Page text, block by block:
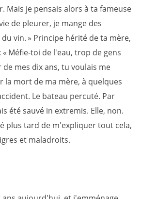
Mais je pensais alors à ta fameuse
de pleurer, je mange des
vin. » Principe hérité de ta mère,
Méfie-toi de l'eau, trop de gens
de mes dix ans, tu voulais me
la mort de ma mère, à quelques
Le bateau percuté. Par
été sauvé in extremis. Elle, non.
plus tard de m'expliquer tout cela,
et maladroits.